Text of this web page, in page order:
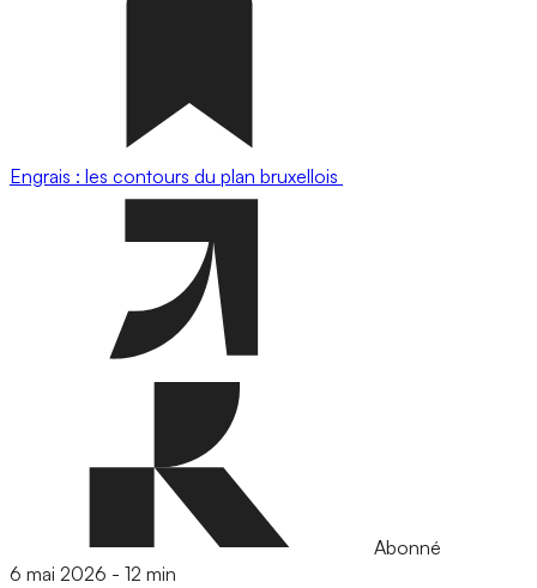
Engrais : les contours du plan bruxellois
Abonné
6 mai 2026 - 12 min